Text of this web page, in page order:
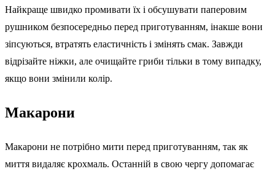
Найкраще швидко промивати їх і обсушувати паперовим
рушником безпосередньо перед приготуванням, інакше вони
зіпсуються, втратять еластичність і змінять смак. Завжди
відрізайте ніжки, але очищайте гриби тільки в тому випадку,
якщо вони змінили колір.
Макарони
Макарони не потрібно мити перед приготуванням, так як
миття видаляє крохмаль. Останній в свою чергу допомагає